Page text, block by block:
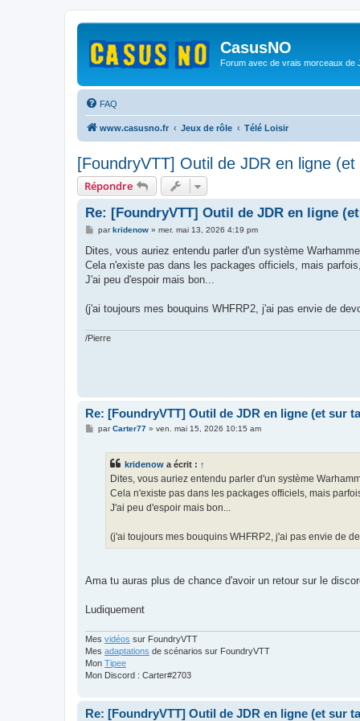
CasusNO
Forum avec de vrais morceaux de
FAQ
www.casusno.fr Jeux de rôle Télé Loisir
[FoundryVTT] Outil de JDR en ligne
Répondre
Re: [FoundryVTT] Outil de JDR en ligne
M
s
a
g
parkridenow» mer. mai 13, 2026 4:19 pm
Dites, vous auriez entendu parler d'un système
Cela n'existe pas dans les packages officiels, mais
J'ai peu d'espoir mais bon...
(j'ai toujours mes bouquins WHFRP2, j'ai pas envie de
/Pierre
Re: [FoundryVTT] Outil de JDR en ligne (et sur
MparCarter77» ven. mai 15, 2026 10:15 am
kridenow a écrit : ↑
Dites, vous auriez entendu parler d'un système
Cela n'existe pas dans les packages officiels, mais
J'ai peu d'espoir mais bon...
(j'ai toujours mes bouquins WHFRP2, j'ai pas envie de
Ama tu auras plus de chance d'avoir un retour sur le
Ludiquement
Mes vidéos sur FoundryVTT
Mes adaptations de scénarios sur FoundryVTT
Mon Tipee
Mon Discord : Carter#2703
Re: [FoundryVTT] Outil de JDR en ligne (et sur